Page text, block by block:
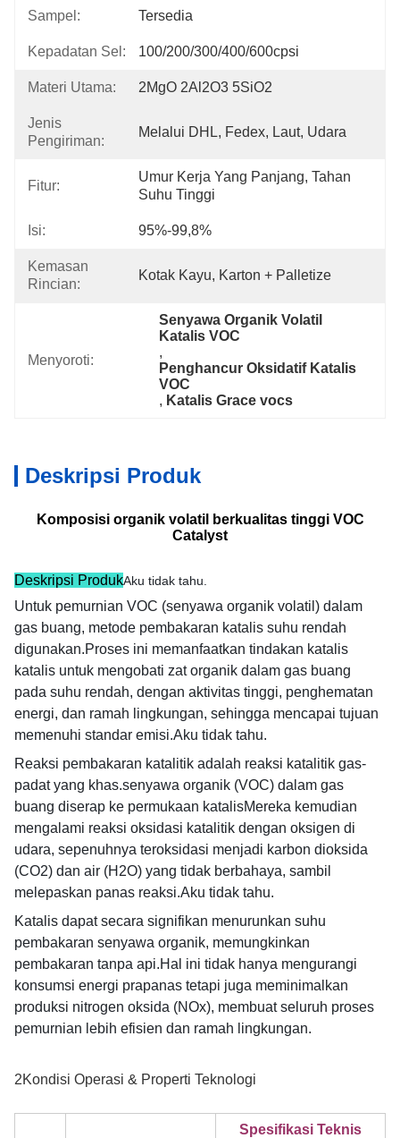
Sampel: Tersedia
Kepadatan Sel: 100/200/300/400/600cpsi
Materi Utama: 2MgO 2Al2O3 5SiO2
Jenis
Pengiriman:
Melalui DHL, Fedex, Laut, Udara
Fitur:
Umur Kerja Yang Panjang, Tahan
Suhu Tinggi
Isi: 95%-99,8%
Kemasan
Rincian:
Kotak Kayu, Karton + Palletize
Menyoroti:
Senyawa Organik Volatil
Katalis VOC
,
Penghancur Oksidatif Katalis
VOC
, Katalis Grace vocs
Deskripsi Produk
Komposisi organik volatil berkualitas tinggi VOC
Catalyst
Deskripsi ProdukAku tidak tahu.
Untuk pemurnian VOC (senyawa organik volatil) dalam
gas buang, metode pembakaran katalis suhu rendah
digunakan.Proses ini memanfaatkan tindakan katalis
katalis untuk mengobati zat organik dalam gas buang
pada suhu rendah, dengan aktivitas tinggi, penghematan
energi, dan ramah lingkungan, sehingga mencapai tujuan
memenuhi standar emisi.Aku tidak tahu.
Reaksi pembakaran katalitik adalah reaksi katalitik gas-
padat yang khas.senyawa organik (VOC) dalam gas
buang diserap ke permukaan katalisMereka kemudian
mengalami reaksi oksidasi katalitik dengan oksigen di
udara, sepenuhnya teroksidasi menjadi karbon dioksida
(CO2) dan air (H2O) yang tidak berbahaya, sambil
melepaskan panas reaksi.Aku tidak tahu.
Katalis dapat secara signifikan menurunkan suhu
pembakaran senyawa organik, memungkinkan
pembakaran tanpa api.Hal ini tidak hanya mengurangi
konsumsi energi prapanas tetapi juga meminimalkan
produksi nitrogen oksida (NOx), membuat seluruh proses
pemurnian lebih efisien dan ramah lingkungan.
2Kondisi Operasi & Properti Teknologi
Spesifikasi Teknis